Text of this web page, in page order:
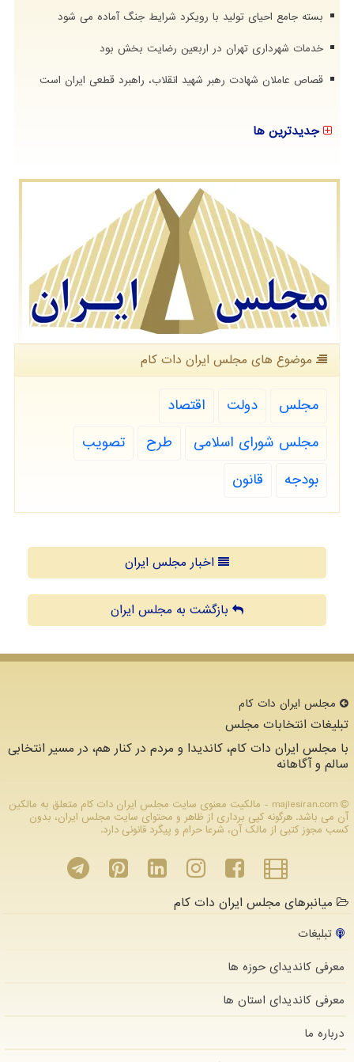
بسته جامع احیای تولید با رویکرد شرایط جنگ آماده می شود
خدمات شهرداری تهران در اربعین رضایت بخش بود
قصاص عاملان شهادت رهبر شهید انقلاب، راهبرد قطعی ایران است
جدیدترین ها
موضوع های مجلس ایران دات كام
مجلس دولت
اقتصاد
مجلس شورای اسلامی
طرح
تصویب
بودجه
قانون
اخبار مجلس ایران
بازگشت به مجلس ایران
مجلس ایران دات كام
تبلیغات انتخابات مجلس
با مجلس ایران دات کام، کاندیدا و مردم در کنار هم، در مسیر انتخابی
سالم و آگاهانه
majlesiran.com - مالکیت معنوی سایت مجلس ایران دات كام متعلق به مالکین
آن می باشد. هرگونه کپی برداری از ظاهر و محتوای سایت مجلس ایران، بدون
کسب مجوز کتبی از مالک آن، شرعا حرام و پیگرد قانونی دارد.
میانبرهای مجلس ایران دات کام
تبلیغات
معرفی کاندیدای حوزه ها
معرفی کاندیدای استان ها
درباره ما